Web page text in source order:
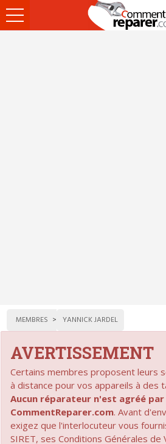
Ouvrir
le
MEMBRES YANNICK JARDEL
AVERTISSEMENT
Certains membres proposent leurs
à distance pour vos appareils à des
Aucun réparateur n'est agréé par
CommentReparer.com. Avant
exigez que l'interlocuteur vous
SIRET, ses Conditions Générales